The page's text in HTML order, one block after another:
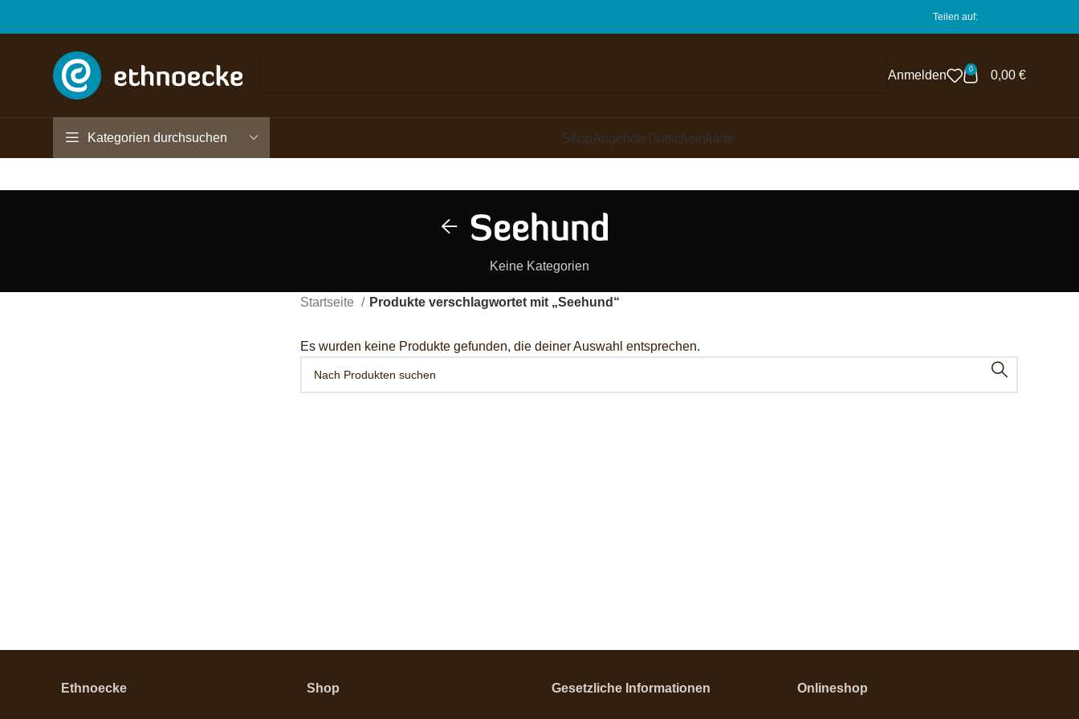
Teilen auf:
Anmelden 0 0,00 €
Kategorien durchsuchen ShopAngeboteGutscheinkarte
Seehund
Keine Kategorien
Startseite Produkte verschlagwortet mit „Seehund“
Es wurden keine Produkte gefunden, die deiner Auswahl entsprechen.
Ethnoecke Shop Gesetzliche Informationen Onlineshop